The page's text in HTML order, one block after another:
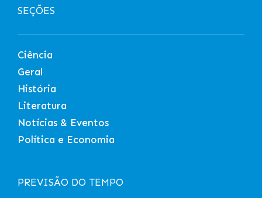
SEÇÕES
Ciência
Geral
História
Literatura
Notícias & Eventos
Política e Economia
PREVISÃO DO TEMPO